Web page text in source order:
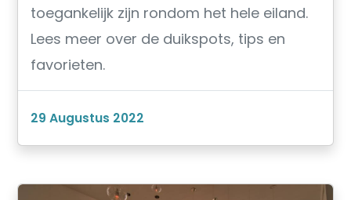
toegankelijk zijn rondom het hele eiland.
Lees meer over de duikspots, tips en
favorieten.
29 Augustus 2022